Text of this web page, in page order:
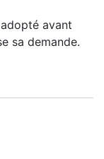
avant
sa demande.